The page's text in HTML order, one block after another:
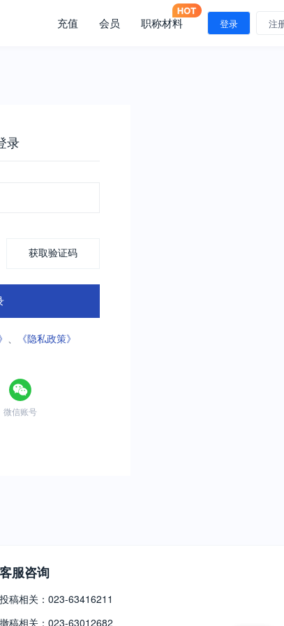
充值 会员 职称材料 登录 注
录
获取验证码
、 《隐私政策》
微信账号
客服咨询
投稿相关：023-63416211
撤稿相关：023-63012682